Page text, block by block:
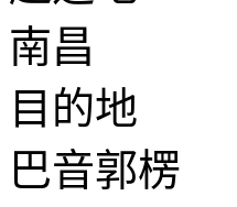
南昌
目的地
巴音郭楞